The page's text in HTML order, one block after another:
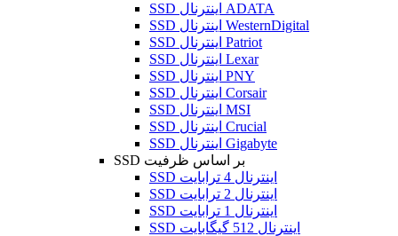
SSD اینترنال ADATA
SSD اینترنال WesternDigital
SSD اینترنال Patriot
SSD اینترنال Lexar
SSD اینترنال PNY
SSD اینترنال Corsair
SSD اینترنال MSI
SSD اینترنال Crucial
SSD اینترنال Gigabyte
SSD بر اساس ظرفیت
SSD اینترنال 4 ترابایت
SSD اینترنال 2 ترابایت
SSD اینترنال 1 ترابایت
SSD اینترنال 512 گیگابایت